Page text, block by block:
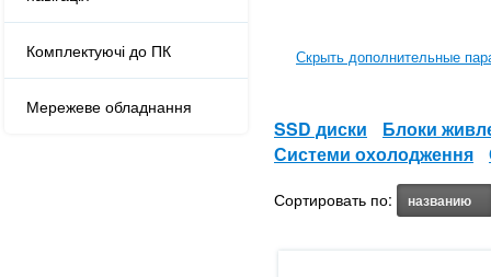
Комплектуючі до ПК
Мережеве обладнання
Скрыть дополнительные
SSD диски
Блоки
Системи охолодження
Сортировать по: названию